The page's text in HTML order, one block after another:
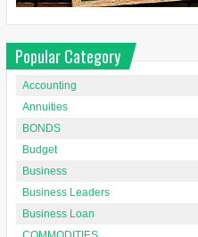
Popular Category
Accounting
Annuities
BONDS
Budget
Business
Business Leaders
Business Loan